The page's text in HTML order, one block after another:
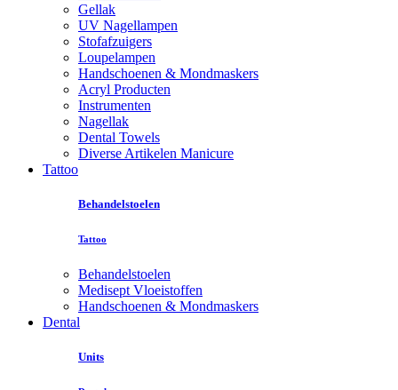
Gellak
UV Nagellampen
Stofafzuigers
Loupelampen
Handschoenen & Mondmaskers
Acryl Producten
Instrumenten
Nagellak
Dental Towels
Diverse Artikelen Manicure
Tattoo
Behandelstoelen
Tattoo
Behandelstoelen
Medisept Vloeistoffen
Handschoenen & Mondmaskers
Dental
Units